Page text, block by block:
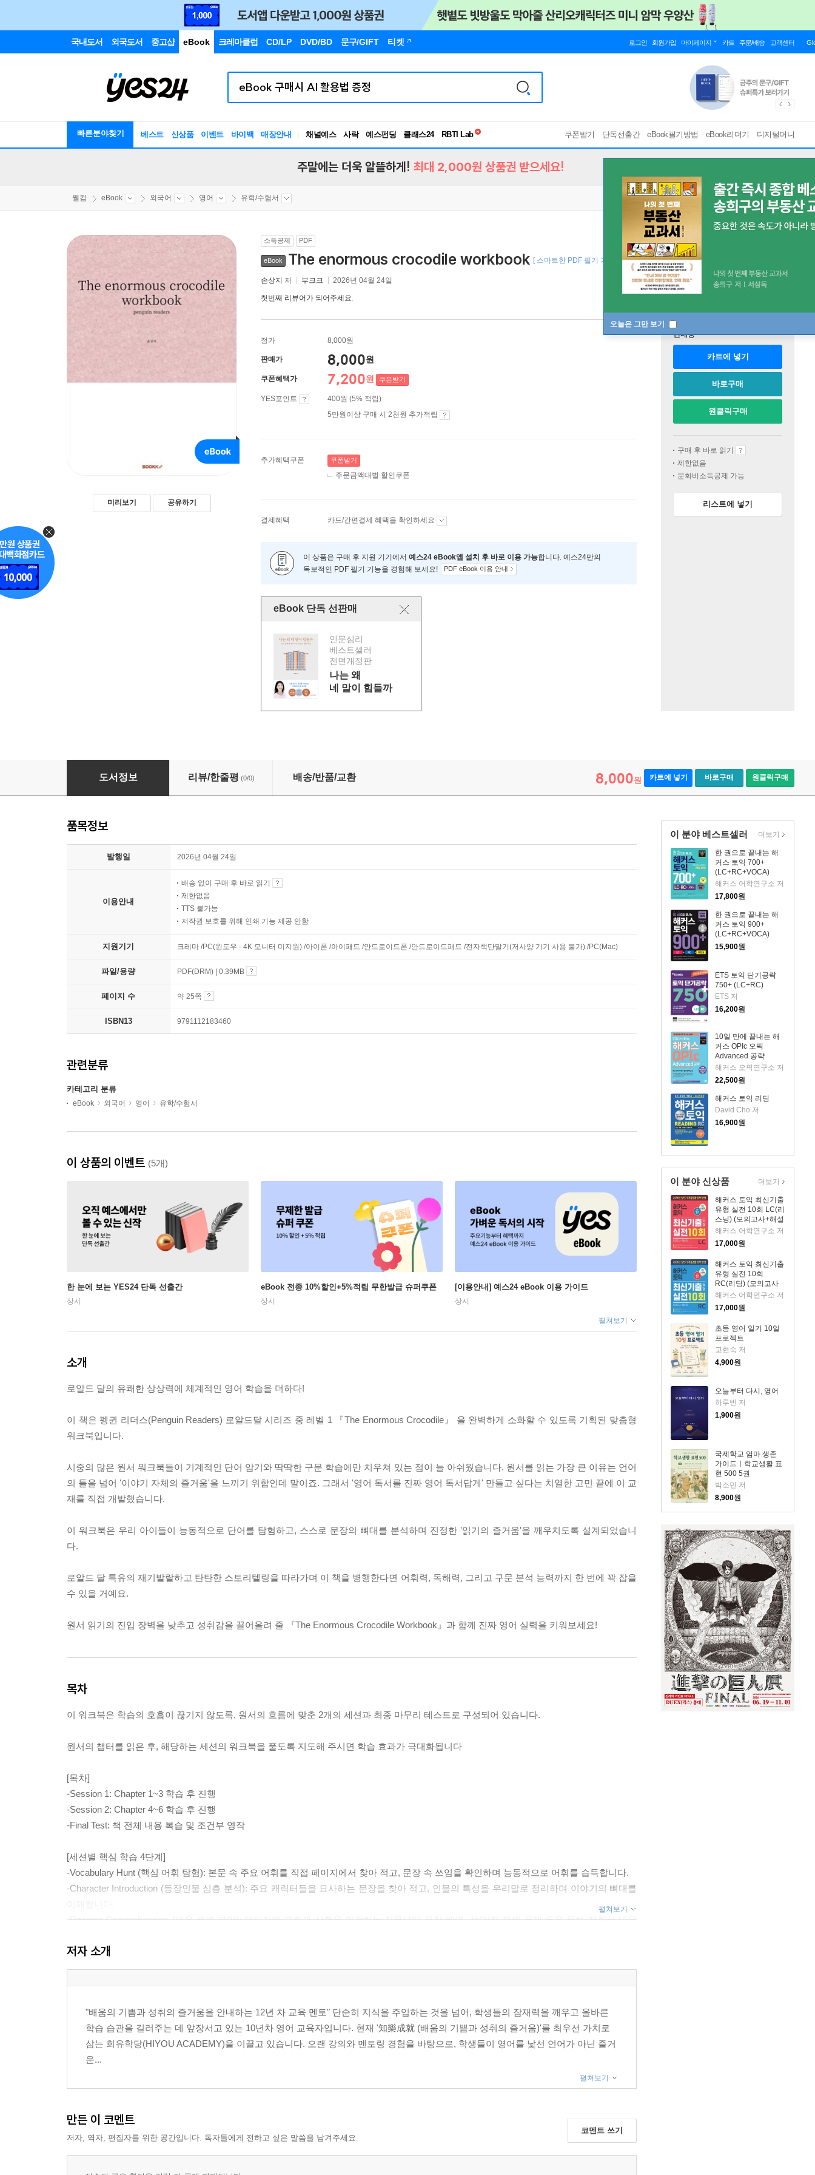
국내도서 외국도서 중고샵 eBook 크레마클럽 CD/LP DVD/BD 문구/GIFT 티켓 로그인 회원가입 마이페이지 카트 주문/배송 고객센터
빠른분야찾기 베스트 신상품 이벤트 바이백 매장안내 채널예스 사락 예스펀딩 클래스24
독서유형검사
쿠폰받기 단독선출간 eBook필기방법 eBook리더기 디지털머니
오늘은 그만 보기
주말에는 더욱 알뜰하게! 최대 2,000원 상품권 받으세요!
웰컴 eBook 외국어 영어 유학/수험서
미리보기 공유하기
소득공제 PDF
eBook The enormous crocodile workbook [ 스마트한 PDF 필기 기능을 사용해 보세요! ]
손상지 저 부크크 2026년 04월 24일
첫번째 리뷰어가 되어주세요.
정가 8,000원
판매가 8,000원
쿠폰혜택가 7,200원 쿠폰받기
YES포인트
400원 (5% 적립)
5만원이상 구매 시 2천원 추가적립
추가혜택쿠폰 쿠폰받기
주문금액대별 할인쿠폰
결제혜택 카드/간편결제 혜택을 확인하세요
이 상품은 구매 후 지원 기기에서 예스24 eBook앱 설치 후 바로 이용 가능합니다. 예스24만의
독보적인 PDF 필기 기능을 경험해 보세요!
PDF eBook 이용 안내
eBook 단독 선판매
인문심리
베스트셀러
전면개정판
나는 왜
네 말이 힘들까
판매중
카트에 넣기
바로구매
원클릭구매
구매 후 바로 읽기
제한없음
문화비소득공제 가능
리스트에 넣기
The enormous crocodile workbook
도서정보 리뷰/한줄평 (0/0) 배송/반품/교환 8,000원 카트에 넣기 바로구매 원클릭구매
이 분야 베스트셀러
한 권으로 끝내는 해
커스 토익 700+
(LC+RC+VOCA)
해커스 어학연구소 저
17,800원
한 권으로 끝내는 해
커스 토익 900+
(LC+RC+VOCA)
15,900원
ETS 토익 단기공략
750+ (LC+RC)
ETS 저
16,200원
10일 만에 끝내는 해
커스 OPIc 오픽
Advanced 공략
해커스 오픽연구소 저
22,500원
해커스 토익 리딩
David Cho 저
16,900원
더보기
이 분야 신상품
해커스 토익 최신기출
유형 실전 10회 LC(리
스닝) (모의고사+해설
집)
해커스 어학연구소 저
17,000원
해커스 토익 최신기출
유형 실전 10회
RC(리딩) (모의고사
+해설집)
해커스 어학연구소 저
17,000원
초등 영어 일기 10일
프로젝트
고현숙 저
4,900원
오늘부터 다시, 영어
하루빈 저
1,900원
국제학교 엄마 생존
가이드ㅣ학교생활 표
현 500 5권
박소민 저
8,900원
더보기
품목정보
발행일 2026년 04월 24일
이용안내
배송 없이 구매 후 바로 읽기
제한없음
TTS 불가능
저작권 보호를 위해 인쇄 기능 제공 안함
지원기기 크레마 /PC(윈도우 - 4K 모니터 미지원) /아이폰 /아이패드 /안드로이드폰 /안드로이드패드 /전자책단말기(저사양 기기 사용 불가) /PC(Mac)
파일/용량 PDF(DRM) | 0.39MB
페이지 수 약 25쪽
ISBN13 9791112183460
관련분류
카테고리 분류
eBook 외국어 영어 유학/수험서
이 상품의 이벤트 (5개)
한 눈에 보는 YES24 단독 선출간
상시
eBook 전종 10%할인+5%적립 무한발급 슈퍼쿠폰
상시
[이용안내] 예스24 eBook 이용 가이드
상시
펼쳐보기
소개
로알드 달의 유쾌한 상상력에 체계적인 영어 학습을 더하다!
이 책은 펭귄 리더스(Penguin Readers) 로알드달 시리즈 중 레벨 1 『The Enormous Crocodile』 을 완벽하게 소화할 수 있도록 기획된 맞춤형
워크북입니다.
시중의 많은 원서 워크북들이 기계적인 단어 암기와 딱딱한 구문 학습에만 치우쳐 있는 점이 늘 아쉬웠습니다. 원서를 읽는 가장 큰 이유는 언어
의 틀을 넘어 '이야기 자체의 즐거움'을 느끼기 위함인데 말이죠. 그래서 '영어 독서를 진짜 영어 독서답게' 만들고 싶다는 치열한 고민 끝에 이 교
재를 직접 개발했습니다.
이 워크북은 우리 아이들이 능동적으로 단어를 탐험하고, 스스로 문장의 뼈대를 분석하며 진정한 '읽기의 즐거움'을 깨우치도록 설계되었습니
다.
로알드 달 특유의 재기발랄하고 탄탄한 스토리텔링을 따라가며 이 책을 병행한다면 어휘력, 독해력, 그리고 구문 분석 능력까지 한 번에 꽉 잡을
수 있을 거예요.
원서 읽기의 진입 장벽을 낮추고 성취감을 끌어올려 줄 『The Enormous Crocodile Workbook』과 함께 진짜 영어 실력을 키워보세요!
목차
이 워크북은 학습의 호흡이 끊기지 않도록, 원서의 흐름에 맞춘 2개의 세션과 최종 마무리 테스트로 구성되어 있습니다.
원서의 챕터를 읽은 후, 해당하는 세션의 워크북을 풀도록 지도해 주시면 학습 효과가 극대화됩니다
[목차]
-Session 1: Chapter 1~3 학습 후 진행
-Session 2: Chapter 4~6 학습 후 진행
-Final Test: 책 전체 내용 복습 및 조건부 영작
[세션별 핵심 학습 4단계]
-Vocabulary Hunt (핵심 어휘 탐험): 본문 속 주요 어휘를 직접 페이지에서 찾아 적고, 문장 속 쓰임을 확인하며 능동적으로 어휘를 습득합니다.
-Character Introduction (등장인물 심층 분석): 주요 캐릭터들을 묘사하는 문장을 찾아 적고, 인물의 특성을 우리말로 정리하며 이야기의 뼈대를
-Reading Comprehension (내용 완벽 파악): 페이지별 그림과 상황을 연결하는 질문부터 문장 배열, 참/거짓 판별 문제 등을 통해 정확한 내용
-Sentence Analysis (주요 문장 분석 및 직독직해): 각 챕터의 뼈대가 되는 주요 문장의 주어, 동사, 전치사구를 직접 분석하고 해석하며 탄탄한
구문 독해력을 배양합니다
펼쳐보기
저자 소개
"배움의 기쁨과 성취의 즐거움을 안내하는 12년 차 교육 멘토" 단순히 지식을 주입하는 것을 넘어, 학생들의 잠재력을 깨우고 올바른
학습 습관을 길러주는 데 앞장서고 있는 10년차 영어 교육자입니다. 현재 '知樂成就 (배움의 기쁨과 성취의 즐거움)'를 최우선 가치로
삼는 희유학당(HIYOU ACADEMY)을 이끌고 있습니다. 오랜 강의와 멘토링 경험을 바탕으로, 학생들이 영어를 낯선 언어가 아닌 즐거
운...
펼쳐보기
만든 이 코멘트
저자, 역자, 편집자를 위한 공간입니다. 독자들에게 전하고 싶은 말씀을 남겨주세요.
코멘트 쓰기